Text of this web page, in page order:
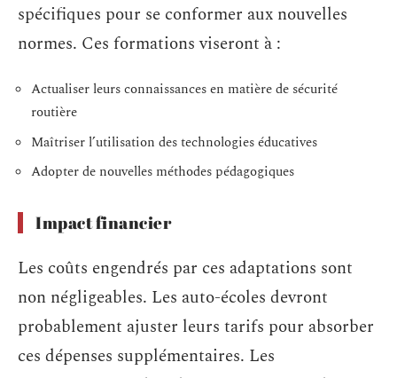
spécifiques pour se conformer aux nouvelles
normes. Ces formations viseront à :
Actualiser leurs connaissances en matière de sécurité
routière
Maîtriser l’utilisation des technologies éducatives
Adopter de nouvelles méthodes pédagogiques
Impact financier
Les coûts engendrés par ces adaptations sont
non négligeables. Les auto-écoles devront
probablement ajuster leurs tarifs pour absorber
ces dépenses supplémentaires. Les